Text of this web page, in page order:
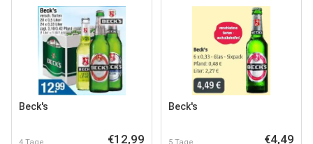
Beck's
4 Tage €12,99
Beck's
5 Tage €4,49